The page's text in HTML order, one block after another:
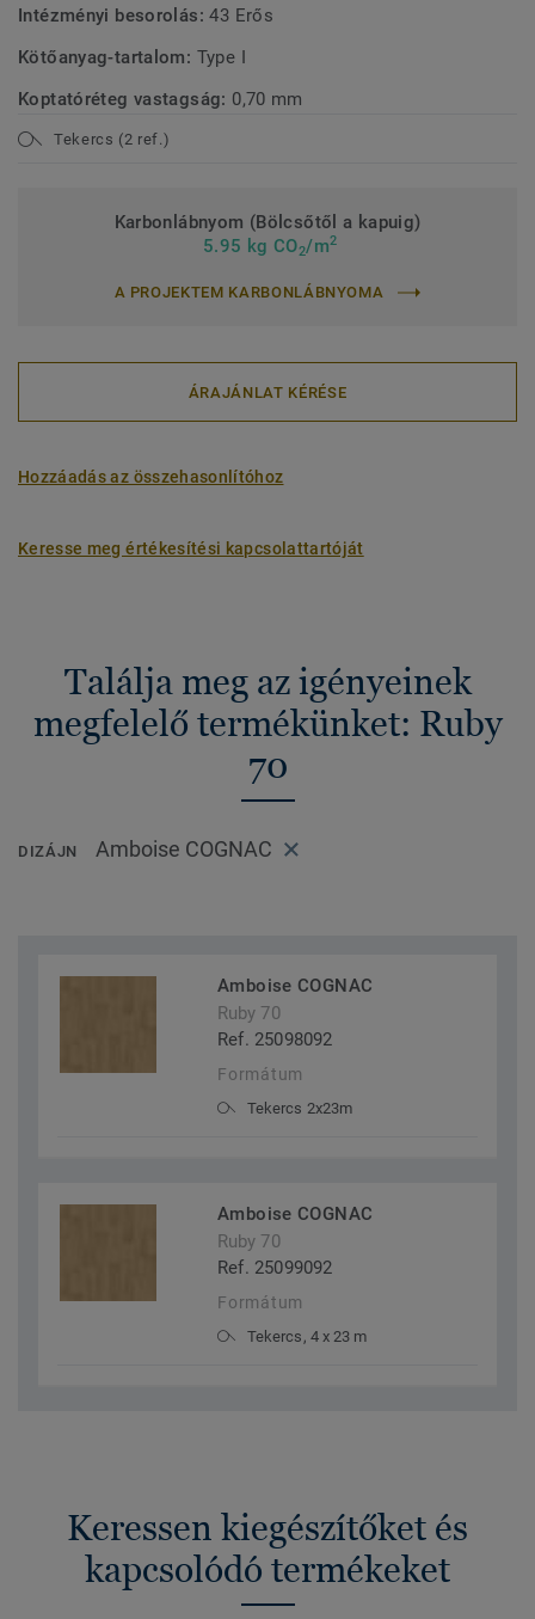
Intézményi besorolás:43 Erős
Kötőanyag-tartalom: Type I
Koptatóréteg vastagság: 0,70 mm
Tekercs (2 ref.)
Karbonlábnyom (Bölcsőtől a kapuig)
5.95 kg CO2/m2
A PROJEKTEM KARBONLÁBNYOMA
ÁRAJÁNLAT KÉRÉSE
Hozzáadás az összehasonlítóhoz
Keresse meg értékesítési kapcsolattartóját
Találja meg az igényeinek
megfelelő termékünket: Ruby
70
DIZÁJN Amboise COGNAC
Amboise COGNAC
Ruby 70
Ref. 25098092
Formátum
Tekercs 2x23m
Amboise COGNAC
Ruby 70
Ref. 25099092
Formátum
Tekercs, 4 x 23 m
Keressen kiegészítőket és
kapcsolódó termékeket